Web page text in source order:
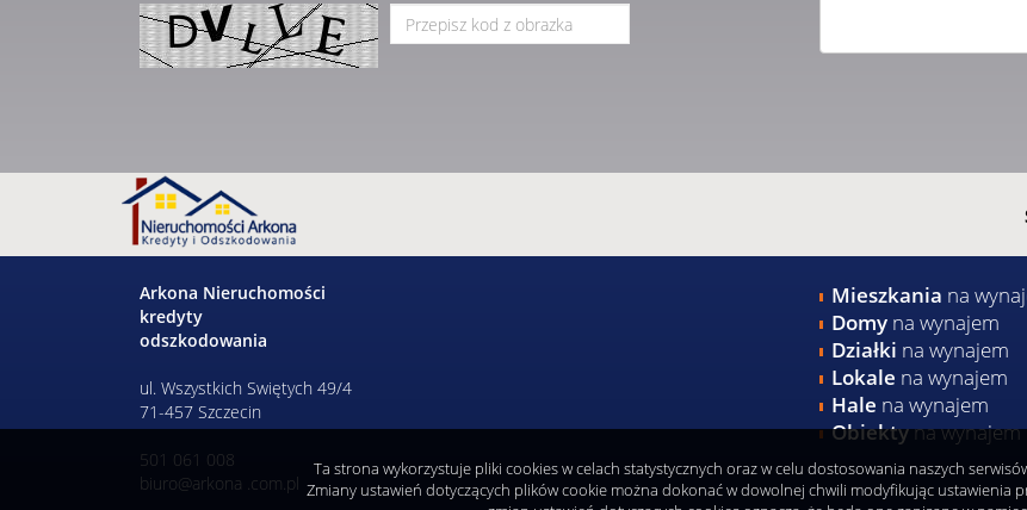
Arkona Nieruchomości
kredyty
odszkodowania
ul. Wszystkich Swiętych 49/4
71-457 Szczecin
501 061 008
biuro@arkona .com.pl
Mieszkania na
Domy na wynajem
Działki na wynajem
Lokale na wynajem
Hale na wynajem
Obiektyna wynajem
Ta strona wykorzystuje pliki cookies w celach statystycznych oraz w celu dostosowania naszych
Zmiany ustawień dotyczących plików cookie można dokonać w dowolnej chwili modyfikując ustawienia